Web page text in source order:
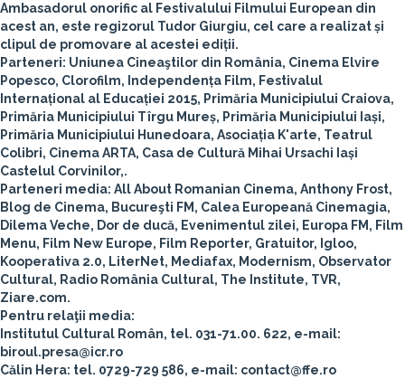
Ambasadorul onorific al Festivalului Filmului European din
acest an, este regizorul Tudor Giurgiu, cel care a realizat și
clipul de promovare al acestei ediții.
Parteneri: Uniunea Cineaştilor din România, Cinema Elvire
Popesco, Clorofilm, Independența Film, Festivalul
Internațional al Educației 2015, Primăria Municipiului Craiova,
Primăria Municipiului Tîrgu Mureș, Primăria Municipiului Iași,
Primăria Municipiului Hunedoara, Asociația K'arte, Teatrul
Colibri, Cinema ARTA, Casa de Cultură Mihai Ursachi Iași
Castelul Corvinilor,.
Parteneri media: All About Romanian Cinema, Anthony Frost,
Blog de Cinema, Bucureşti FM, Calea Europeană Cinemagia,
Dilema Veche, Dor de ducă, Evenimentul zilei, Europa FM, Film
Menu, Film New Europe, Film Reporter, Gratuitor, Igloo,
Kooperativa 2.0, LiterNet, Mediafax, Modernism, Observator
Cultural, Radio România Cultural, The Institute, TVR,
Ziare.com.
Pentru relaţii media:
Institutul Cultural Român, tel. 031-71.00. 622, e-mail:
biroul.presa@icr.ro
Călin Hera: tel. 0729-729 586, e-mail: contact@ffe.ro